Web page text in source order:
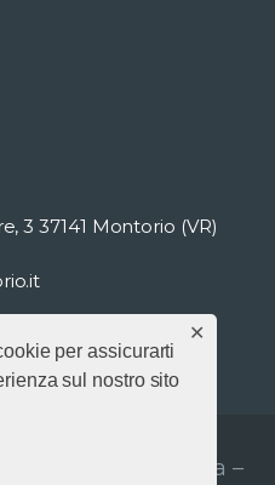
per assicurarti
sul nostro sito
✕
3 37141 Montorio (VR)
In S. Maria Assunta –